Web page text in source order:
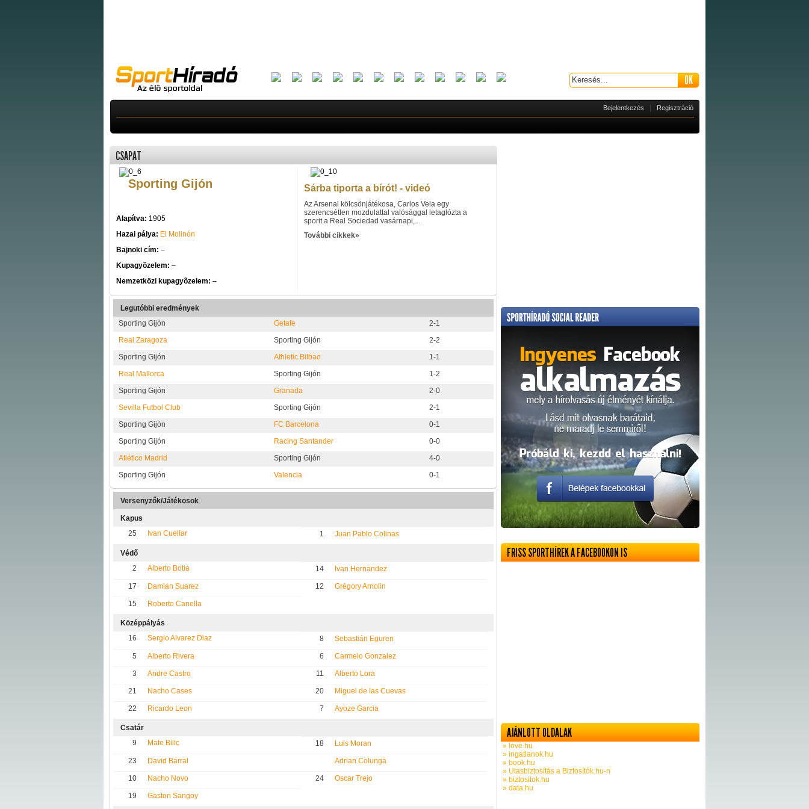
Bejelentkezés Regisztráció
CSAPAT
Sporting Gijón
Alapítva: 1905
Hazai pálya: El Molinón
Bajnoki cím: –
Kupagyõzelem: –
Nemzetközi kupagyõzelem: –
Sárba tiporta a bírót! - videó
Az Arsenal kölcsönjátékosa, Carlos Vela egy
szerencsétlen mozdulattal valósággal letaglózta a
sporit a Real Sociedad vasárnapi,...
További cikkek»
Legutóbbi eredmények
Sporting Gijón
Getafe
2-1
Real Zaragoza
Sporting Gijón
2-2
Sporting Gijón
Athletic Bilbao
1-1
Real Mallorca
Sporting Gijón
1-2
Sporting Gijón
Granada
2-0
Sevilla Futbol Club
Sporting Gijón
2-1
Sporting Gijón
FC Barcelona
0-1
Sporting Gijón
Racing Santander
0-0
Atlético Madrid
Sporting Gijón
4-0
Sporting Gijón
Valencia 0-1
Versenyzők/Játékosok
Kapus
25
Ivan Cuellar 1 Juan Pablo Colinas
Védő
2
Alberto Botia 14 Ivan Hernandez
17 Damian Suarez 12 Grégory Arnolin
15 Roberto Canella
Középpályás
16
Sergio Alvarez Diaz 8 Sebastián Eguren
5 Alberto Rivera 6 Carmelo Gonzalez
3 Andre Castro 11 Alberto Lora
21 Nacho Cases 20 Miguel de las Cuevas
22 Ricardo Leon 7 Ayoze Garcia
Csatár
9
Mate Bilic 18 Luis Moran
23 David Barral Adrian Colunga
10 Nacho Novo 24 Oscar Trejo
19 Gaston Sangoy
FRISS SPORTHÍREK A FACEBOOKON IS
AJÁNLOTT OLDALAK
» love.hu
» ingatlanok.hu
» book.hu
» Utasbiztosítás a Biztosítók.hu-n
» biztositok.hu
» data.hu